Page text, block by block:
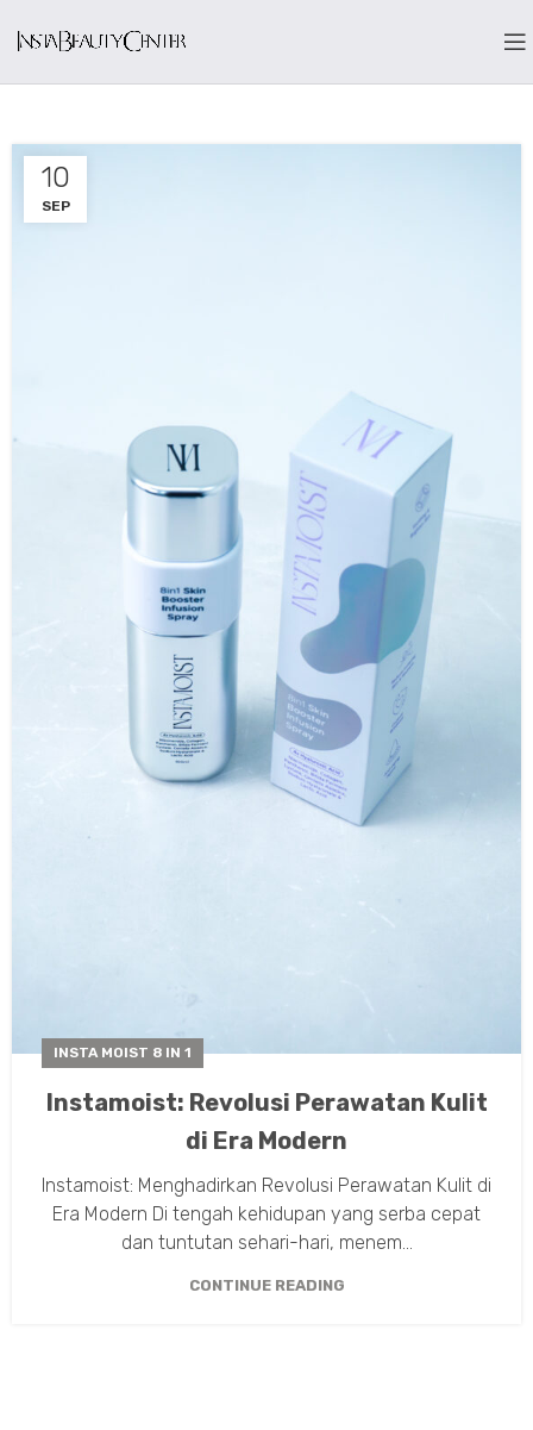
10
SEP
INSTA MOIST 8 IN 1
Instamoist: Revolusi Perawatan Kulit
di Era Modern
Instamoist: Menghadirkan Revolusi Perawatan Kulit di
Era Modern Di tengah kehidupan yang serba cepat
dan tuntutan sehari-hari, menem...
CONTINUE READING